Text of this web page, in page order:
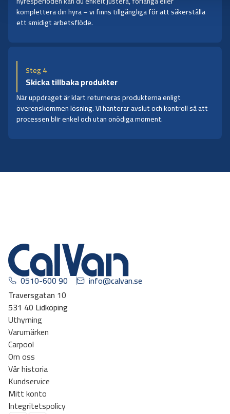
komplettera din hyra – vi finns tillgängliga för att säkerställa
ett smidigt arbetsflöde.
Steg 4
Skicka tillbaka produkter
När uppdraget är klart returneras produkterna enligt
överenskommen lösning. Vi hanterar avslut och kontroll så att
processen blir enkel och utan onödiga moment.
0510-600 90
info@calvan.se
Traversgatan 10
531 40 Lidköping
Uthyrning
Varumärken
Carpool
Om oss
Vår historia
Kundservice
Mitt konto
Integritetspolicy